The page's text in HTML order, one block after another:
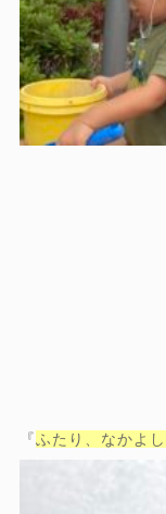
『ふたり、なかよし